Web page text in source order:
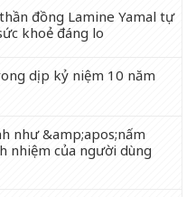
đồng Lamine Yamal tự
khoẻ đáng lo
dịp kỷ niệm 10 năm
như &amp;apos;nấm
nhiệm của người dùng